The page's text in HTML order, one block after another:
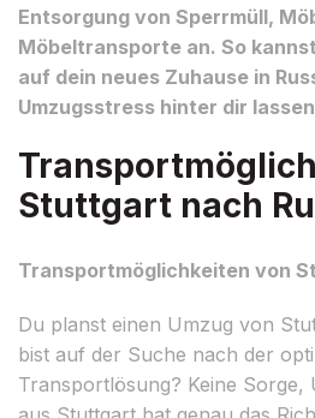
Entsorgung von Sperrmüll,
Möbeltransporte an. So
auf dein neues Zuhause in
Umzugsstress hinter dir
Stuttgart nach
Transportmöglichkeiten von
Du planst einen Umzug von
bist auf der Suche nach der
Transportlösung? Keine